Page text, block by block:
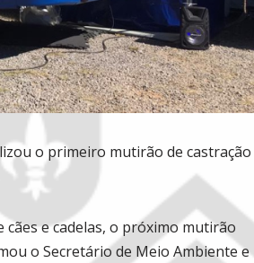
o primeiro mutirão de castração
e cadelas, o próximo mutirão
o Secretário de Meio Ambiente e